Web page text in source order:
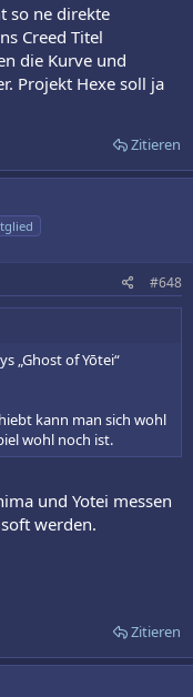
so ne direkte
Creed Titel
die Kurve und
Projekt Hexe soll ja
Zitieren
#648
„Ghost of Yōtei“
kann man sich wohl
wohl noch ist.
und Yotei messen
werden.
Zitieren